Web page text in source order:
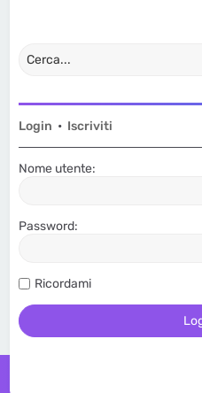
Login • Iscriviti
Nome utente:
Password:
Ricordami